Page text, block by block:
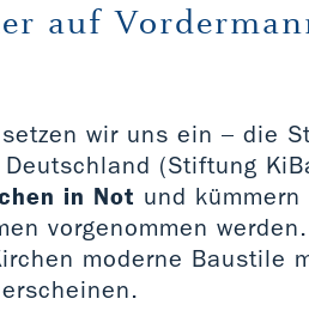
auf
wir uns ein – die
(Stiftung
in Not und kümmern
vorgenommen
moderne Baustile
erscheinen.